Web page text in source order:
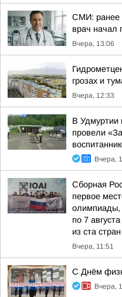
СМИ: ранее
врач начал
Вчера, 13:06
грозах и
Вчера, 12:33
В Удмуртии
провели
Вчера,
Сборная
первое
олимпиады,
по 7
из ста
Вчера, 11:51
С Днём
Вчера,